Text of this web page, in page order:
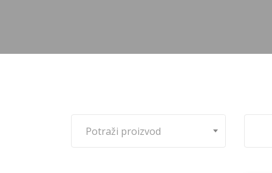
Potraži proizvod